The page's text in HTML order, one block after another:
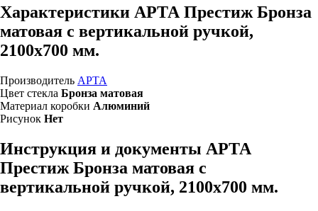
Характеристики АРТА Престиж Бронза
матовая с вертикальной ручкой,
2100х700 мм.
Производитель АРТА
Цвет стекла Бронза матовая
Материал коробки Алюминий
Рисунок Нет
Инструкция и документы АРТА
Престиж Бронза матовая с
вертикальной ручкой, 2100х700 мм.